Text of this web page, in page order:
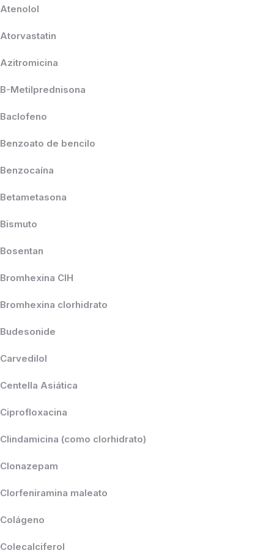
Atenolol
Atorvastatin
Azitromicina
B-Metilprednisona
Baclofeno
Benzoato de bencilo
Benzocaína
Betametasona
Bismuto
Bosentan
Bromhexina ClH
Bromhexina clorhidrato
Budesonide
Carvedilol
Centella Asiática
Ciprofloxacina
Clindamicina (como clorhidrato)
Clonazepam
Clorfeniramina maleato
Colágeno
Colecalciferol